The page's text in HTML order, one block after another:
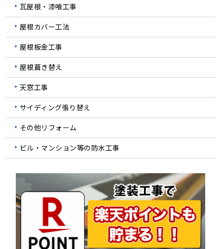
瓦屋根・漆喰工事
屋根カバー工法
屋根板金工事
屋根葺き替え
天窓工事
サイディング張り替え
その他リフォーム
ビル・マンション等の防水工事